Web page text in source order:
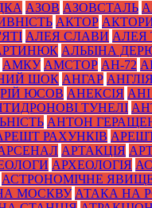
АЗОВ АЗОВСТАЛЬ
АКТОР
АЛЕЯ СЛАВИ АЛЕЯ
АЛЬБІНА
АМКУ АМСТОР АН-72
ШОК АНГАР АНГЛІЯ
ЮСОВ АНЕКСІЯ
ТУНЕЛІ
АНТОН
РАХУНКІВ
АРТАКЦІЯ
АРХЕОЛОГІЯ
АСТРОНОМІЧНЕ
МОСКВУ АТАКА НА